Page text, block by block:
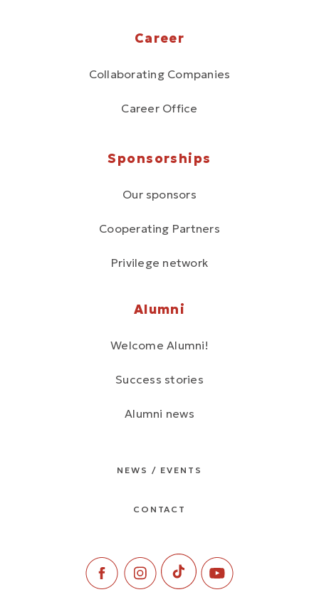
Career
Collaborating Companies
Career Office
Sponsorships
Our sponsors
Cooperating Partners
Privilege network
Alumni
Welcome Alumni!
Success stories
Alumni news
NEWS / EVENTS
CONTACT